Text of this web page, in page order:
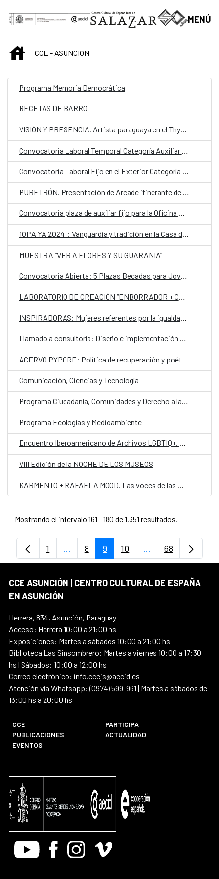
Saltar al contenido principal
MENÚ
INICIOCCE - ASUNCION
Programa Memoria Democrática
RECETAS DE BARRO
VISIÓN Y PRESENCIA. Artista paraguaya en el Thyssen
Convocatoria Laboral Fijo en el Exterior Categoría Auxiliar Administrativo OCE
PURETRÓN. Presentación de Arcade itinerante de videojuegos independientes
Convocatoria plaza de auxiliar fijo para la Oficina Económica y Comercial de España en Asunción
¡OPA YA 2024!: Vanguardia y tradición en la Casa del Bicentenario de las Artes Visuales
MUESTRA “VER A FLORES Y SU GUARANIA”
Convocatoria Abierta: 5 Plazas Becadas para Jóvenes Gestores de Festivales en Latinoamérica y África para participar al Atelier Donostia / San Sebastián 2025
LABORATORIO DE CREACIÓN “ENBORRADOR + CASA DIVERSA”
Llamado a consultoría: Diseño e implementación piloto de una Guía de Educación Ambiental sobre la biodiversidad, los valores ambientales, socioculturales y los servicios ecosistémicos vinculados a los humedales del Paraguay
ACERVO PYPORE: Política de recuperación y poética de preservación de memorias sexo genéricas silenciadas
Comunicación, Ciencias y Tecnología
Programa Ciudadanía, Comunidades y Derecho a la Ciudad
Programa Ecologías y Medioambiente
Encuentro Iberoamericano de Archivos LGBTIQ+. Nuevas cartografías y redes de colaboración
VIII Edición de la NOCHE DE LOS MUSEOS
Mostrando el intervalo 161 - 180 de 1.351 resultados.
Página
1 ...Páginas intermedias Use TAB para
Página
8 Página
9 Página
10 ...PáginasPágina
68
CCE ASUNCIÓN | CENTRO CULTURAL DE ESPAÑA
EN ASUNCIÓN
Herrera, 834, Asunción, Paraguay
Acceso: Herrera 10:00 a 21:00 hs
Exposiciones: Martes a sábados 10:00 a 21:00 hs
Biblioteca Las Sinsombrero: Martes a viernes 10:00 a 17:30
hs | Sábados: 10:00 a 12:00 hs
Correo electrónico: info.ccejs@aecid.es
Atención vía Whatsapp: (0974) 599-961 | Martes a sábados de
13:00 hs a 20:00 hs
CCE
PARTICIPA
PUBLICACIONES
ACTUALIDAD
EVENTOS
Youtube FacebookInstagram
Vimeo